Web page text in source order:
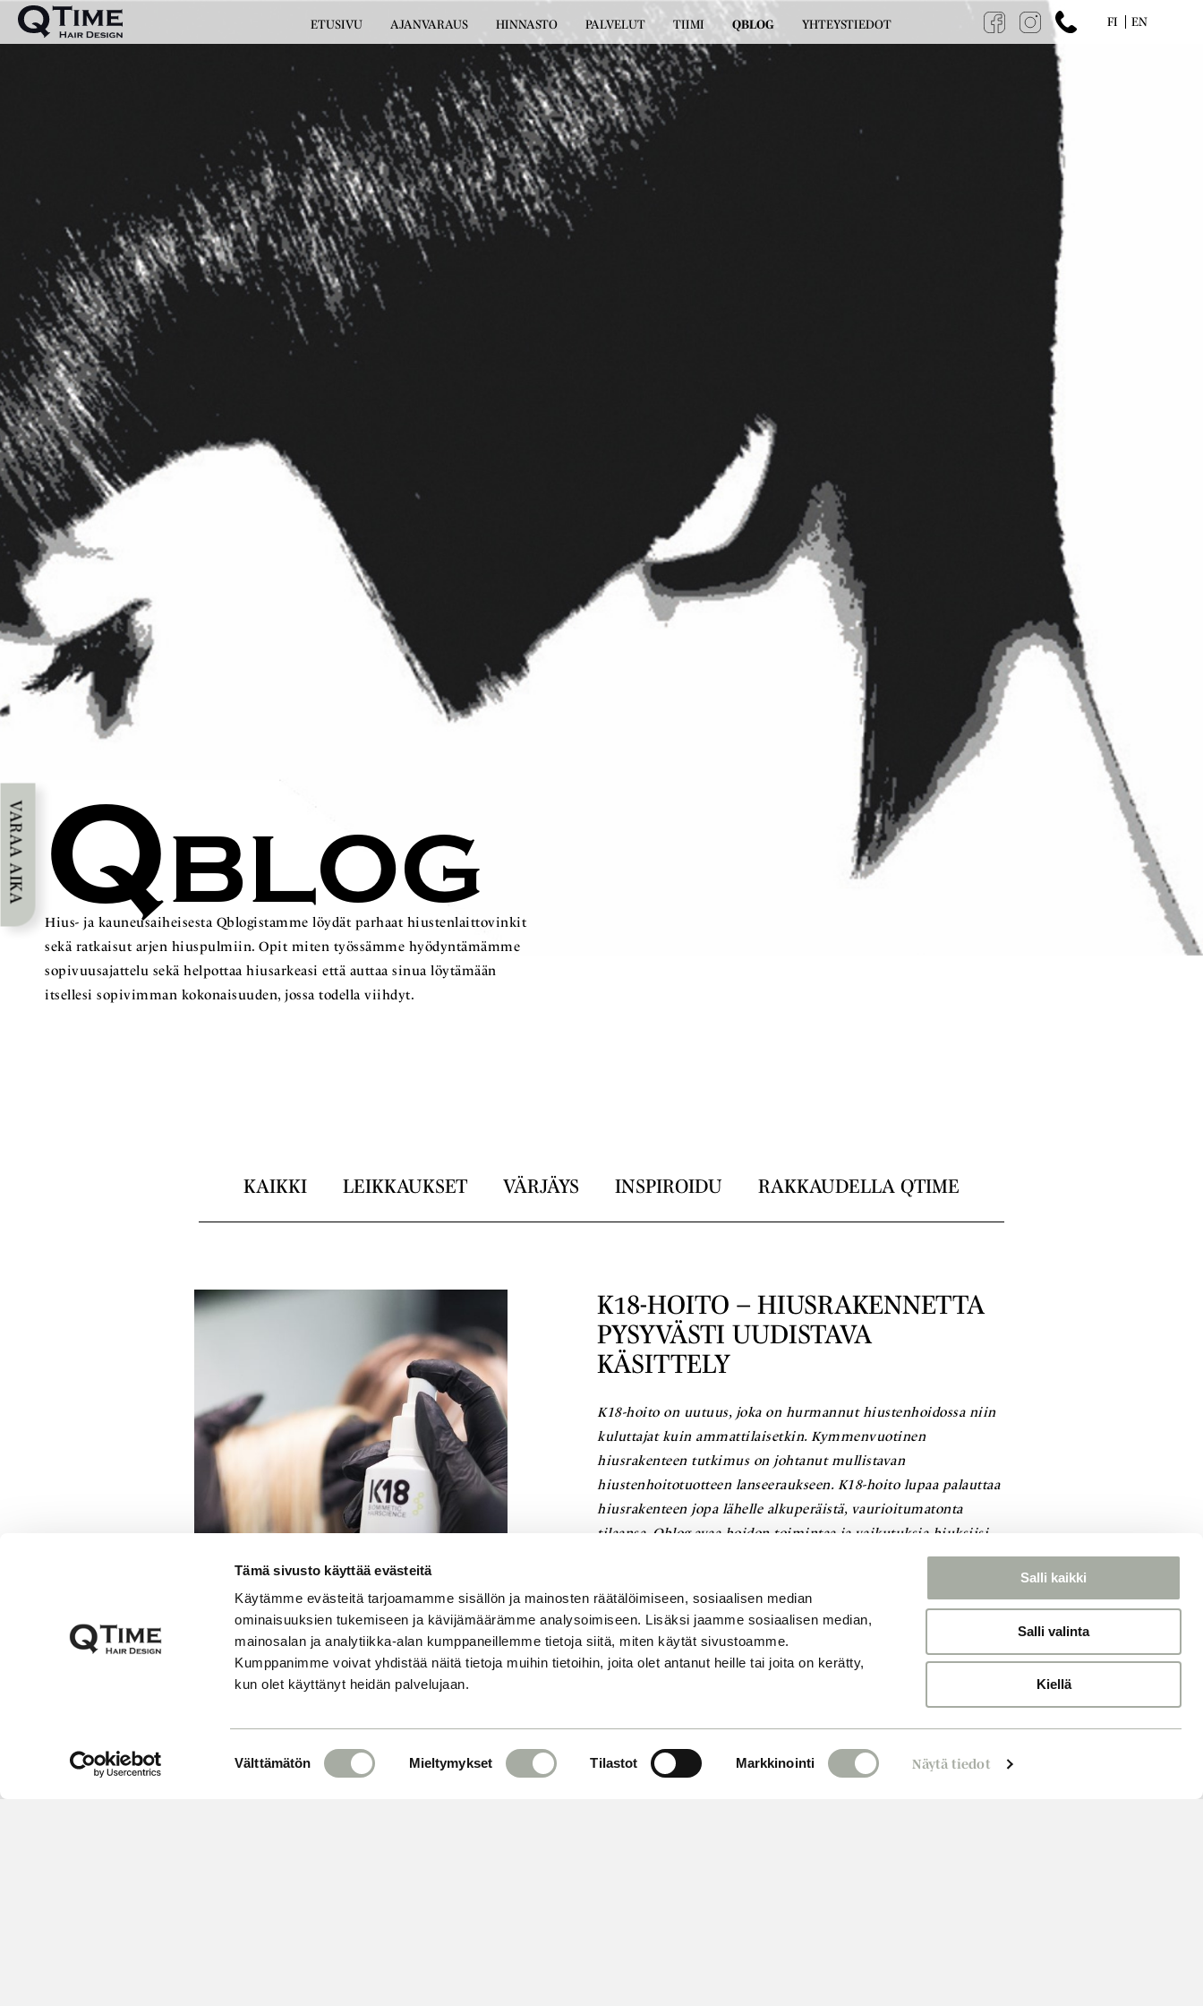
Tämä sivusto käyttää evästeitä
Käytämme evästeitä tarjoamamme sisällön ja mainosten räätälöimiseen, sosiaalisen median
ominaisuuksien tukemiseen ja kävijämäärämme analysoimiseen. Lisäksi jaamme sosiaalisen median,
mainosalan ja analytiikka-alan kumppaneillemme tietoja siitä, miten käytät sivustoamme.
Kumppanimme voivat yhdistää näitä tietoja muihin tietoihin, joita olet antanut heille tai joita on kerätty,
kun olet käyttänyt heidän palvelujaan.
Välttämätön Mieltymykset Tilastot Markkinointi Näytä tiedot
Salli kaikki
Salli valinta
Kiellä
ETUSIVU AJANVARAUS HINNASTO PALVELUT TIIMI QBLOG YHTEYSTIEDOT FI EN
QBLOG
Hius- ja kauneusaiheisesta Qblogistamme löydät parhaat hiustenlaittovinkit
sekä ratkaisut arjen hiuspulmiin. Opit miten työssämme hyödyntämämme
sopivuusajattelu sekä helpottaa hiusarkeasi että auttaa sinua löytämään
itsellesi sopivimman kokonaisuuden, jossa todella viihdyt.
KAIKKI LEIKKAUKSET VÄRJÄYS INSPIROIDU RAKKAUDELLA QTIME
K18-HOITO – HIUSRAKENNETTA
PYSYVÄSTI UUDISTAVA
KÄSITTELY
K18-hoito on uutuus, joka on hurmannut hiustenhoidossa niin
kuluttajat kuin ammattilaisetkin. Kymmenvuotinen
hiusrakenteen tutkimus on johtanut mullistavan
hiustenhoitotuotteen lanseeraukseen. K18-hoito lupaa palauttaa
hiusrakenteen jopa lähelle alkuperäistä, vaurioitumatonta
tilaansa. Qblog avaa hoidon toimintaa ja vaikutuksia hiuksiisi.
Lue lisää
VARAA AIKA